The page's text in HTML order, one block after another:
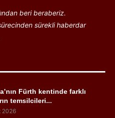
beri beraberiz.
sürekli haberdar
Fürth kentinde farklı
temsilcileri...
2026